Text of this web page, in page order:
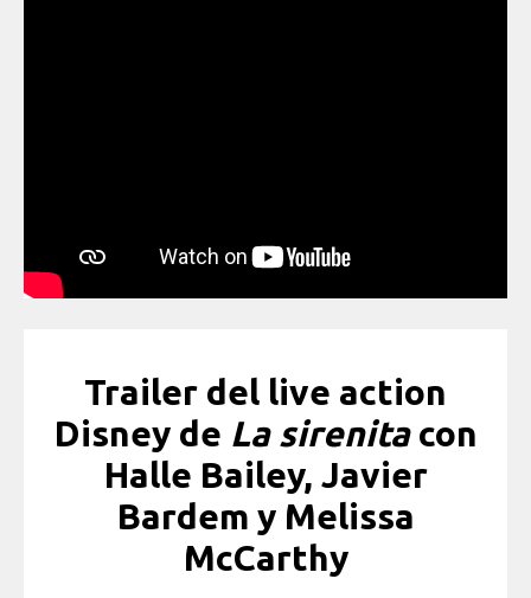
Trailer del live action
Disney de La sirenita con
Halle Bailey, Javier
Bardem y Melissa
McCarthy